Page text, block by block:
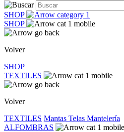
SHOP
SHOP
Volver
SHOP
TEXTILES
Volver
TEXTILES Mantas Telas Mantelería
ALFOMBRAS